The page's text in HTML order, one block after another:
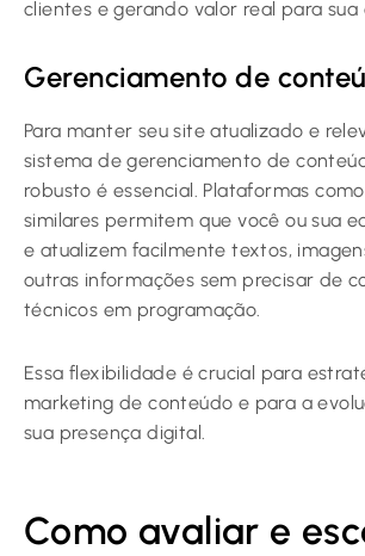
clientes e gerando valor real para sua
Gerenciamento de
Para manter seu site atualizado e
sistema de gerenciamento de
robusto é essencial. Plataformas
similares permitem que você ou sua
e atualizem facilmente textos,
outras informações sem precisar de
técnicos em programação.
Essa flexibilidade é crucial para
marketing de conteúdo e para a
sua presença digital.
Como avaliar e